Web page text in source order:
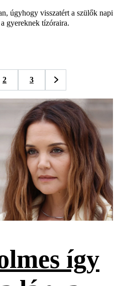
úgyhogy visszatért a szülők napi
gyereknek tízóraira.
2 3
így